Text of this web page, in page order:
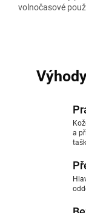
volnočasové
a